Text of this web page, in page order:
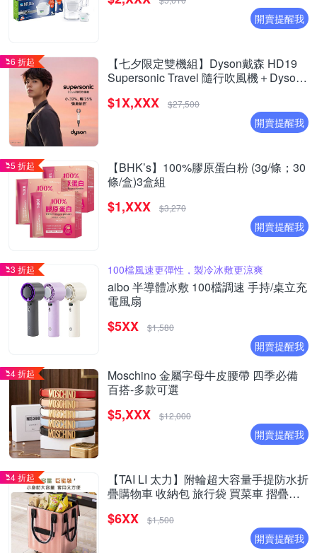
開賣提醒我
6 折起
【七夕限定雙機組】Dyson戴森 HD19
Supersonic Travel 隨行吹風機＋Dyson
$1X,XXX $27,500
開賣提醒我
5 折起
【BHK’s】100%膠原蛋白粉 (3g/條；30
條/盒)3盒組
$1,XXX $3,270
開賣提醒我
3 折起 100檔風速更彈性，製冷冰敷更涼爽
aibo 半導體冰敷 100檔調速 手持/桌立充
電風扇
$5XX $1,580
開賣提醒我
4 折起
Moschino 金屬字母牛皮腰帶 四季必備
百搭-多款可選
$5,XXX $12,000
開賣提醒我
4 折起
【TAI LI 太力】附輪超大容量手提防水折
疊購物車 收納包 旅行袋 買菜車 摺疊購
$6XX $1,500
開賣提醒我